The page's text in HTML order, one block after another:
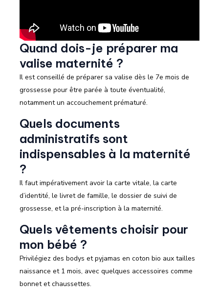
Quand dois-je préparer ma
valise maternité ?
Il est conseillé de préparer sa valise dès le 7e mois de
grossesse pour être parée à toute éventualité,
notamment un accouchement prématuré.
Quels documents
administratifs sont
indispensables à la maternité
?
Il faut impérativement avoir la carte vitale, la carte
d’identité, le livret de famille, le dossier de suivi de
grossesse, et la pré-inscription à la maternité.
Quels vêtements choisir pour
mon bébé ?
Privilégiez des bodys et pyjamas en coton bio aux tailles
naissance et 1 mois, avec quelques accessoires comme
bonnet et chaussettes.